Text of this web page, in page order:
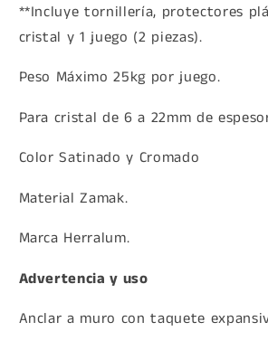
**Incluye tornillería, protectores
cristal y 1 juego (2 piezas).
Peso Máximo 25kg por juego.
Para cristal de 6 a 22mm de
Color Satinado y Cromado
Material Zamak.
Marca Herralum.
Advertencia y uso
Anclar a muro con taquete